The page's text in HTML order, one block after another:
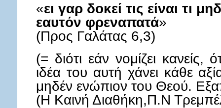
«ει γαρ δοκεί τις είναι τι
εαυτόν φρεναπατά»
(Προς Γαλάτας 6,3)
(= διότι εάν νομίζει κανείς,
ιδέα του αυτή χάνει κάθε
μηδέν ενώπιον του Θεού.
(Η Καινή Διαθήκη,Π.Ν